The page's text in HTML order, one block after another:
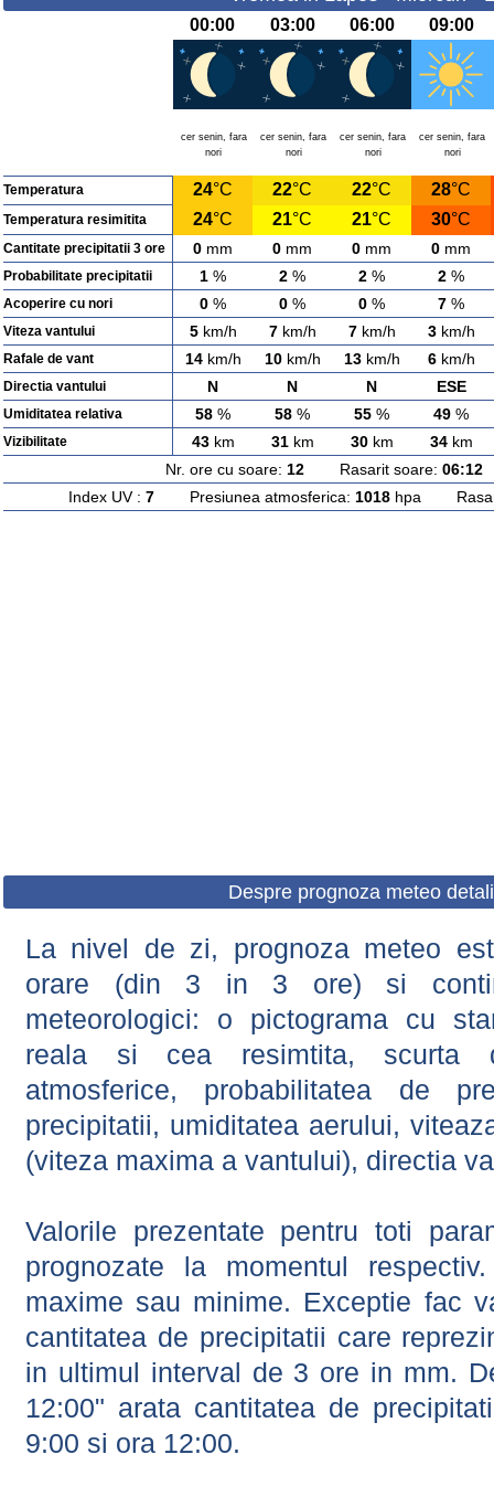
00:00 03:00 06:00 09:00
cer senin, fara
nori
cer senin, fara
nori
cer senin, fara
nori
cer senin, fara
nori
Temperatura 24°C 22°C 22°C 28°C
Temperatura resimitita 24°C 21°C 21°C 30°C
Cantitate precipitatii 3 ore 0 mm 0 mm 0 mm 0 mm
Probabilitate precipitatii 1 % 2 % 2 % 2 %
Acoperire cu nori 0 % 0 % 0 % 7 %
Viteza vantului 5km/h 7km/h 7km/h 3km/h
Rafale de vant 14km/h 10km/h 13km/h 6km/h
Directia vantului N N N ESE
Umiditatea relativa 58 % 58 % 55 % 49 %
Vizibilitate 43km 31km 30km 34km
Nr. ore cu soare: 12Rasarit soare: 06:12
Index UV : 7Presiunea atmosferica: 1018hpa
Despre prognoza meteo
La nivel de zi, prognoza meteo
orare (din 3 in 3 ore) si
meteorologici: o pictograma cu
reala si cea resimtita, scurta
atmosferice, probabilitatea de
precipitatii, umiditatea aerului,
(viteza maxima a vantului), directia
Valorile prezentate pentru toti
prognozate la momentul
maxime sau minime. Exceptie fac
cantitatea de precipitatii care
in ultimul interval de 3 ore in mm.
12:00" arata cantitatea de
9:00 si ora 12:00.